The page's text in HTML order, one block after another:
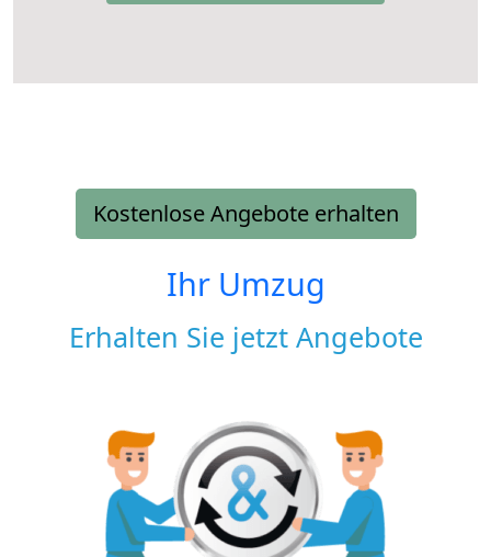
Kostenlose Angebote erhalten
Ihr Umzug
Erhalten Sie jetzt Angebote